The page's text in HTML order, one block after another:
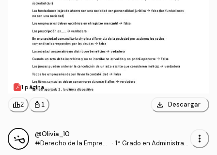
1 página
leaderboard2 personal_bag 1 download Descargar
@Olivia_10
#Derecho de la Empres
· 1º Grado en Administraci
more_vert